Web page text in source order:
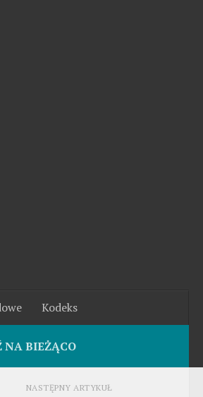
Kodeks
NA BIEŻĄCO
NASTĘPNY ARTYKUŁ